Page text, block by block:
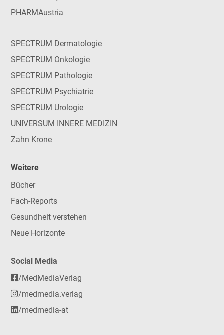
PHARMAustria
SPECTRUM Dermatologie
SPECTRUM Onkologie
SPECTRUM Pathologie
SPECTRUM Psychiatrie
SPECTRUM Urologie
UNIVERSUM INNERE MEDIZIN
Zahn Krone
Weitere
Bücher
Fach-Reports
Gesundheit verstehen
Neue Horizonte
Social Media
/MedMediaVerlag
/medmedia.verlag
/medmedia-at